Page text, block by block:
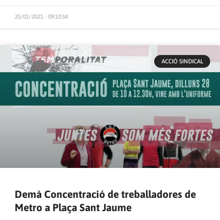
25/01/2021 - 09:10:34
ACCIÓ SINDICAL
Demà Concentració de treballadores de
Metro a Plaça Sant Jaume